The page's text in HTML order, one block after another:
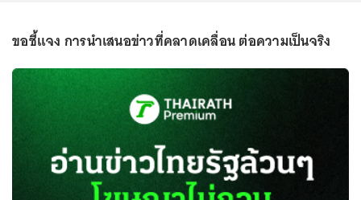
ขอชี้แจง การนำเสนอข่าวที่คลาดเคลื่อน ต่อความเป็นจริง